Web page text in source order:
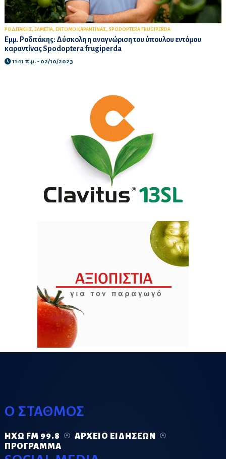
ΡΟΔΙΤΑΚΗΣ, ΕΛΜΕΠΑ, ΕΝΤΟΜΟ ΚΑΡΑΝΤΙΝΑΣ, SPODOPTERA FRUGIPERDA
Εμμ. Ροδιτάκης: Δύσκολη η αναγνώριση του ύπουλου εντόμου
καραντίνας Spodoptera frugiperda
11:11 π.μ. - 02/10/2023
Ο ΣΤΑΘΜΟΣ
ΗΧΏ FM 99.8
ΑΡΧΕΊΟ ΕΙΔΉΣΕΩΝ
ΠΡΌΓΡΑΜΜΑ